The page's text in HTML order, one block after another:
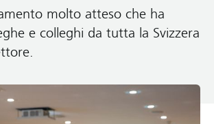
molto atteso che ha
e colleghi da tutta la Svizzera